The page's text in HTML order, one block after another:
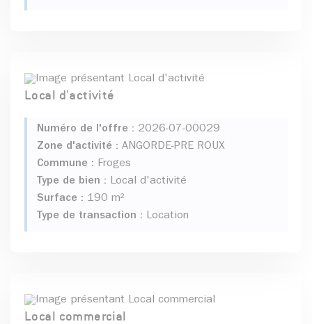
Local d'activité
Numéro de l'offre : 2026-07-00029
Zone d'activité : ANGORDE-PRE ROUX
Commune : Froges
Type de bien : Local d'activité
Surface : 190 m²
Type de transaction : Location
Local commercial